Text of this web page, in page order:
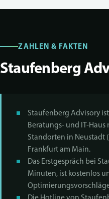
ZAHLEN & FAKTEN
Staufenberg
Staufenberg Advisory
Beratungs- und IT-
Standorten in Neustadt
Frankfurt am Main.
Das Erstgespräch bei
Minuten, ist kostenlos